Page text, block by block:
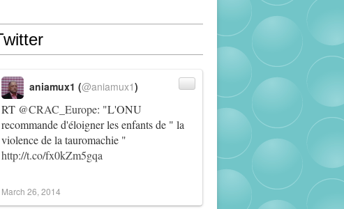
RT @CRAC_Europe: "L'ONU
recommande d'éloigner les enfants de " la
violence de la tauromachie "
http://t.co/fx0kZm5gqa
aniamux1 (@aniamux1)
March 26, 2014